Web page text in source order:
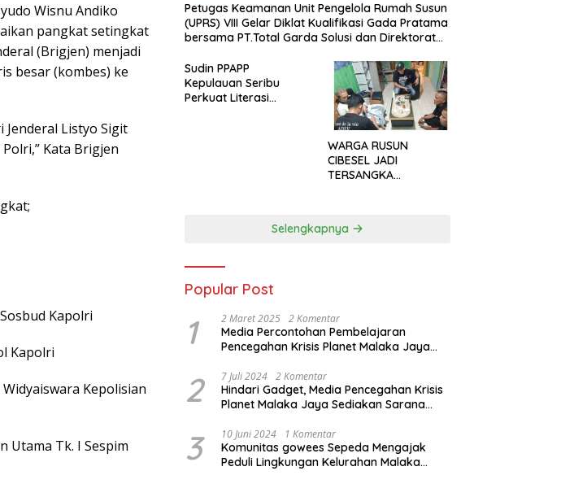
Wisnu Andiko
pangkat setingkat
(Brigjen) menjadi
besar (kombes) ke
Jenderal Listyo Sigit
Kata Brigjen
Kapolri
Kapolri
Kepolisian
Utama Tk. I Sespim
Petugas Keamanan Unit Pengelola Rumah Susun
(UPRS) VIII Gelar Diklat Kualifikasi Gada Pratama
bersama PT.Total Garda Solusi dan Direktorat
Sudin PPAPP
Kepulauan Seribu
Perkuat Literasi
WARGA RUSUN
CIBESEL JADI
TERSANGKA
Selengkapnya
Popular Post
1 2 Maret 2025 2 Komentar
Media Percontohan Pembelajaran
Pencegahan Krisis Planet Malaka Jaya
2 7 Juli 2024 2 Komentar
Hindari Gadget, Media Pencegahan Krisis
Planet Malaka Jaya Sediakan Sarana
3 10 Juni 2024 1 Komentar
Komunitas gowees Sepeda Mengajak
Peduli Lingkungan Kelurahan Malaka